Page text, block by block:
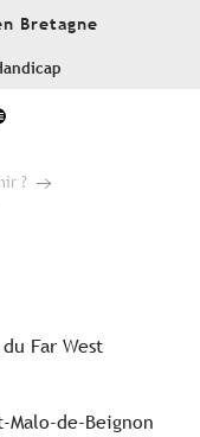
Bretagne
?
Far West
Malo-de-Beignon